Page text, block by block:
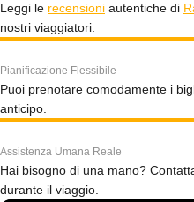
Leggi le recensioni autentiche di
nostri viaggiatori.
Pianificazione Flessibile
Puoi prenotare comodamente i
anticipo.
Assistenza Umana Reale
Hai bisogno di una mano?
durante il viaggio.